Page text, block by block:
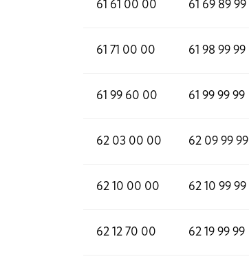
61 61 00 00 61 69 89 99
61 71 00 00 61 98 99 99
61 99 60 00 61 99 99 99
62 03 00 00 62 09 99 99
62 10 00 00 62 10 99 99
62 12 70 00 62 19 99 99